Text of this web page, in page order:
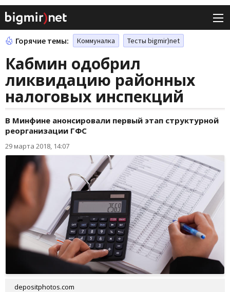
Горячие темы: Коммуналка Тесты bigmir)net
Кабмин одобрил
ликвидацию районных
налоговых инспекций
В Минфине анонсировали первый этап структурной
реорганизации ГФС
29 марта 2018, 14:07
depositphotos.com